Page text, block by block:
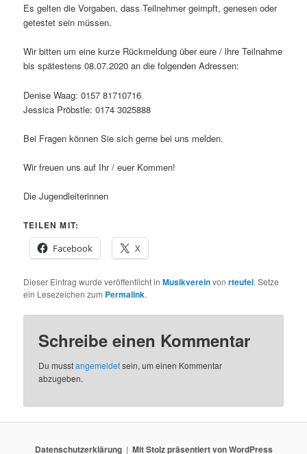
Es gelten die Vorgaben, dass Teilnehmer geimpft, genesen oder
getestet sein müssen.
Wir bitten um eine kurze Rückmeldung über eure / lhre Teilnahme
bis spätestens 08.07.2020 an die folgenden Adressen:
Denise Waag: 0157 81710716
Jessica Pröbstle: 0174 3025888
Bei Fragen können Sie sich gerne bei uns melden.
Wir freuen uns auf Ihr / euer Kommen!
Die Jugendleiterinnen
TEILEN MIT:
Facebook
X
Dieser Eintrag wurde veröffentlicht inMusikvereinvonrteufel. Setze
ein Lesezeichen zum Permalink.
Schreibe einen Kommentar
Du musstangemeldetsein, um einen Kommentar
abzugeben.
Datenschutzerklärung Mit Stolz präsentiert von WordPress